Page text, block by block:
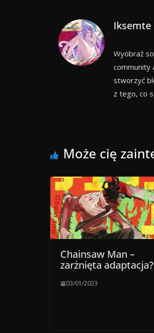
Iksemte
Wyobraź
community
stworzyć
z tego, co
Może cię
Chainsaw Man –
zarżnięta adaptacja?
03/01/2023